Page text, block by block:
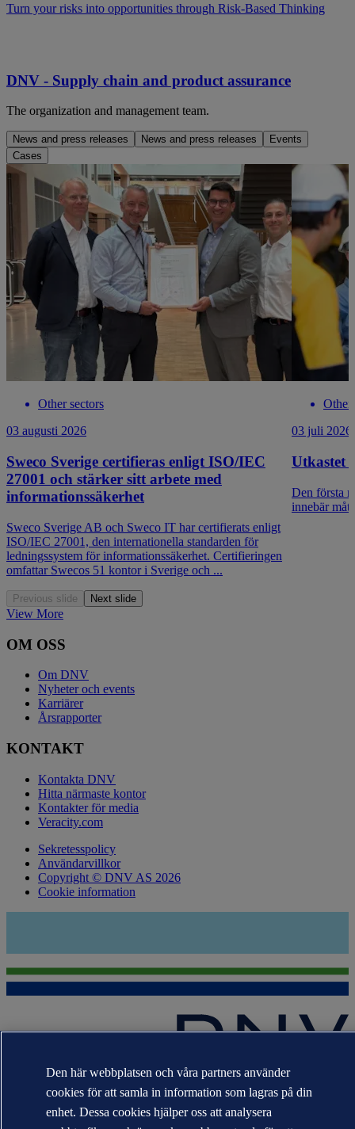
Turn your risks into opportunities through Risk-Based Thinking
DNV - Supply chain and product assurance
The organization and management team.
News and press releases News and press releases
Events
Cases
Other sectors
03 augusti 2026
Sweco Sverige certifieras enligt ISO/IEC
27001 och stärker sitt arbete med
informationssäkerhet
Sweco Sverige AB och Sweco IT har certifierats enligt
ISO/IEC 27001, den internationella standarden för
ledningssystem för informationssäkerhet. Certifieringen
omfattar Swecos 51 kontor i Sverige och ...
Other
03 juli 2026
Utkastet
Den första
innebär
Previous slide Next slide
View More
OM OSS
Om DNV
Nyheter och events
Karriärer
Årsrapporter
KONTAKT
Kontakta DNV
Hitta närmaste kontor
Kontakter för media
Veracity.com
Sekretesspolicy
Användarvillkor
Copyright © DNV AS 2026
Cookie information
Varumärkena DNV GL®, DNV®, Horizon Graphic och Det
Norske Veritas® tillhör företag i Det Norske Veritas-gruppen. Alla
rättigheter förbehållna.
Den här webbplatsen och våra partners använder
cookies för att samla in information som lagras på din
enhet. Dessa cookies hjälper oss att analysera